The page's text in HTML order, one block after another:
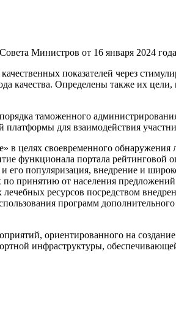
Министров от 16 января 2024
показателей через
качества. Определены также их
таможенного
для взаимодействия
в целях своевременного обнаружения
функционала портала рейтинговой
популяризация, внедрение и
по принятию от населения
ресурсов посредством
программ
ориентированного на
инфраструктуры,